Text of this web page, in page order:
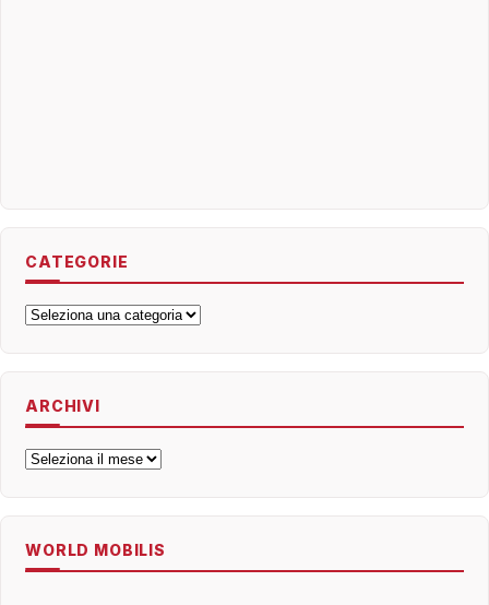
CATEGORIE
Categorie
ARCHIVI
Archivi
WORLD MOBILIS